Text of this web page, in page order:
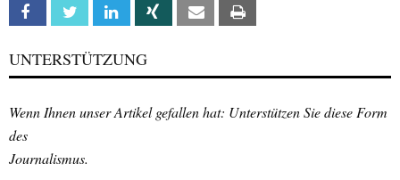
Facebook Twitter Linkedin Xing Email
UNTERSTÜTZUNG
Wenn Ihnen unser Artikel gefallen hat: Unterstützen Sie diese Form
des
Journalismus.